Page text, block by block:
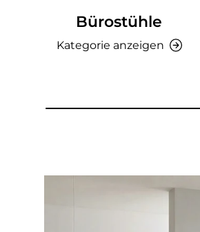
Bürostühle
Kategorie anzeigen